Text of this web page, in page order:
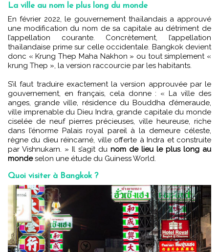
La ville au nom le plus long du monde
En février 2022, le gouvernement thaïlandais a approuvé
une modification du nom de sa capitale au détriment de
l’appellation courante. Concrètement, l’appellation
thaïlandaise prime sur celle occidentale. Bangkok devient
donc « Krung Thep Maha Nakhon » ou tout simplement «
krung Thep », la version raccourcie par les habitants.
S’il faut traduire exactement la version approuvée par le
gouvernement, en français, cela donne : « La ville des
anges, grande ville, résidence du Bouddha d’émeraude,
ville imprenable du Dieu Indra, grande capitale du monde
ciselée de neuf pierres précieuses, ville heureuse, riche
dans l’énorme Palais royal pareil à la demeure céleste,
règne du dieu réincarné, ville offerte à Indra et construite
par Vishnukarn. » Il s’agit du nom de lieu le plus long au
mondeselon une étude du Guiness World.
Quoi visiter à Bangkok ?